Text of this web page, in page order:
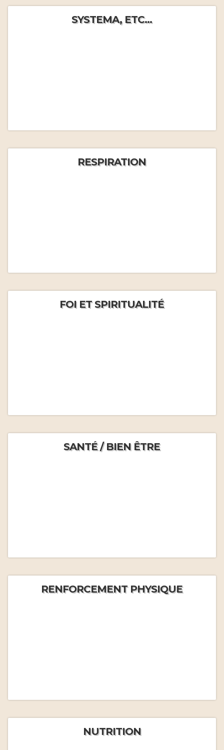
SYSTEMA, ETC...
RESPIRATION
FOI ET SPIRITUALITÉ
SANTÉ / BIEN ÊTRE
RENFORCEMENT PHYSIQUE
NUTRITION